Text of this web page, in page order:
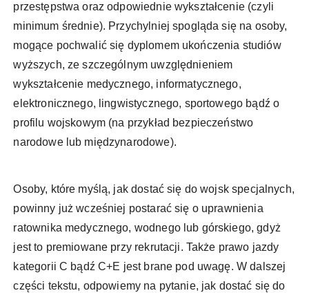
przestępstwa oraz odpowiednie wykształcenie (czyli
minimum średnie). Przychylniej spogląda się na osoby,
mogące pochwalić się dyplomem ukończenia studiów
wyższych, ze szczególnym uwzględnieniem
wykształcenie medycznego, informatycznego,
elektronicznego, lingwistycznego, sportowego bądź o
profilu wojskowym (na przykład bezpieczeństwo
narodowe lub międzynarodowe).
Osoby, które myślą, jak dostać się do wojsk specjalnych,
powinny już wcześniej postarać się o uprawnienia
ratownika medycznego, wodnego lub górskiego, gdyż
jest to premiowane przy rekrutacji. Także prawo jazdy
kategorii C bądź C+E jest brane pod uwagę. W dalszej
części tekstu, odpowiemy na pytanie, jak dostać się do